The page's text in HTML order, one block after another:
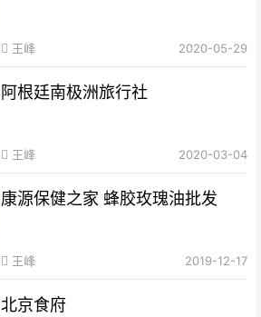
王峰 2020-05-29
阿根廷南极洲旅行社
王峰 2020-03-04
康源保健之家 蜂胶玫瑰油批发
王峰 2019-12-17
北京食府